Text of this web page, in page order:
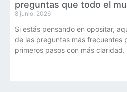
preguntas que todo el
8 junio, 2026
Si estás pensando en opositar,
de las preguntas más frecuentes
primeros pasos con más claridad.